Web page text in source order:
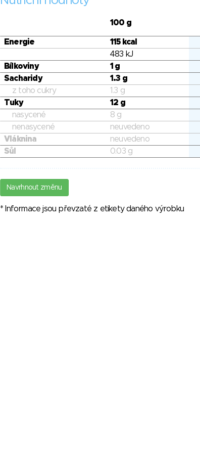
100 g
Energie 115 kcal
483 kJ
Bílkoviny
1 g
Sacharidy
1.3 g
z toho cukry
1.3 g
Tuky
12 g
nasycené
8 g
nenasycené
neuvedeno
Vláknina
neuvedeno
Sůl
0.03 g
Navrhnout změnu
* Informace jsou převzaté z etikety daného výrobku